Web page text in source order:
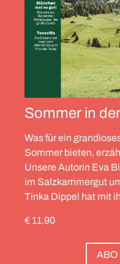
Sommer in
Was für ein
Sommer bieten,
Unsere Autorin Eva
im Salzkammergut
Tinka Dippel hat mit
Helfrich ist über viele
Salzburg bis nach
zwölf Hotels
€ 11,90
ABO